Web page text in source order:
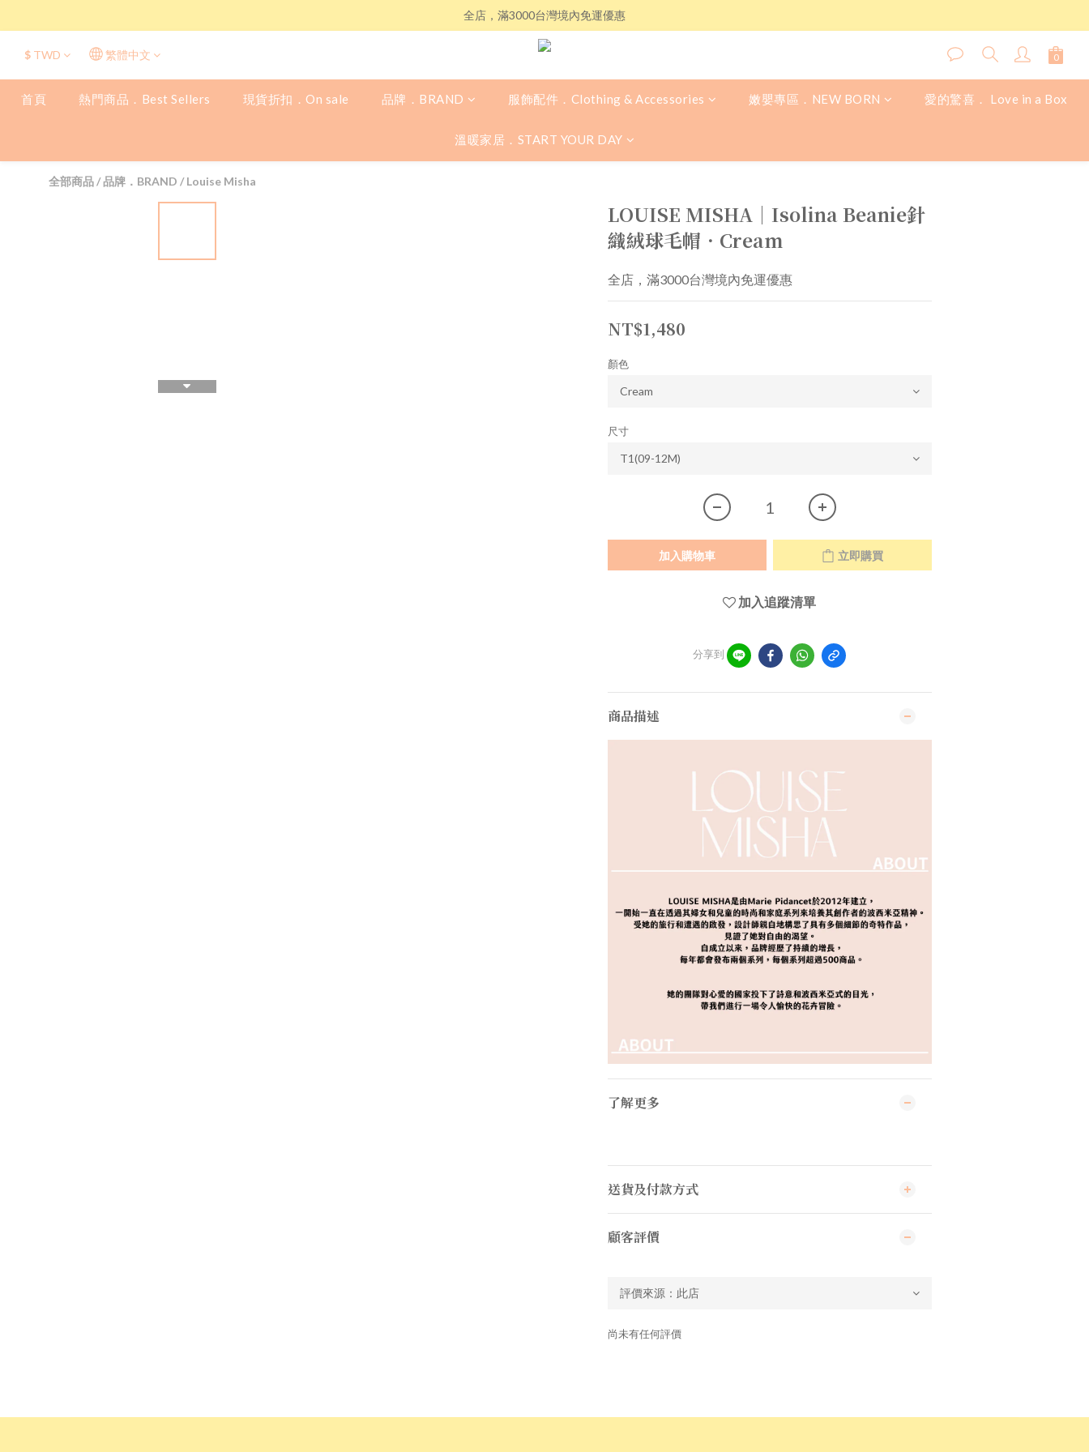
全店，滿3000台灣境內免運優惠
$ TWD 繁體中文
首頁 熱門商品．Best Sellers 現貨折扣．On sale 品牌．BRAND 服飾配件．Clothing & Accessories 嫩嬰專區．NEW BORN 愛的驚喜． Love in a Box
溫暖家居．START YOUR DAY
全部商品/品牌．BRAND /Louise Misha
LOUISE MISHA│Isolina Beanie針
織絨球毛帽．Cream
全店，滿3000台灣境內免運優惠
NT$1,480
顏色
尺寸
加入購物車 立即購買
加入追蹤清單
分享到
商品描述
了解更多
送貨及付款方式
顧客評價
尚未有任何評價